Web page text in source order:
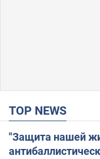
TOP NEWS
"Защита нашей